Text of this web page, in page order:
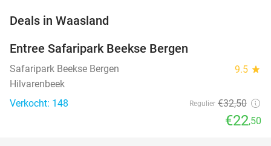
Deals in Waasland
TODAY
Entree Safaripark Beekse Bergen
Safaripark Beekse Bergen 9.5 star
Hilvarenbeek
Verkocht: 148
Regulier €32,50
€22,50